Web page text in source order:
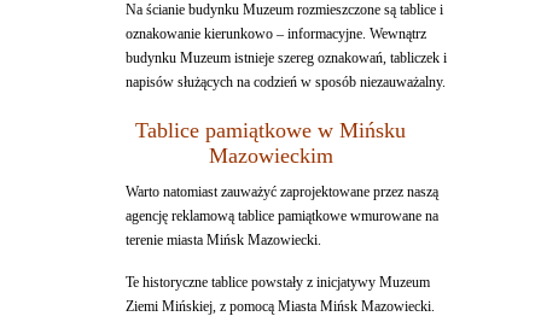
Na ścianie budynku Muzeum rozmieszczone są tablice i
oznakowanie kierunkowo – informacyjne. Wewnątrz
budynku Muzeum istnieje szereg oznakowań, tabliczek i
napisów służących na codzień w sposób niezauważalny.
Tablice pamiątkowe w Mińsku
Mazowieckim
Warto natomiast zauważyć zaprojektowane przez naszą
agencję reklamową tablice pamiątkowe wmurowane na
terenie miasta Mińsk Mazowiecki.
Te historyczne tablice powstały z inicjatywy Muzeum
Ziemi Mińskiej, z pomocą Miasta Mińsk Mazowiecki.